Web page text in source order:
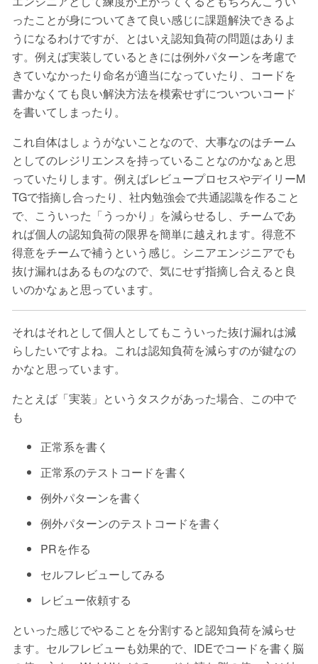
ったことが身についてきて良い感じに課題解決できるよ
うになるわけですが、とはいえ認知負荷の問題はありま
す。例えば実装しているときには例外パターンを考慮で
きていなかったり命名が適当になっていたり、コードを
書かなくても良い解決方法を模索せずについついコード
を書いてしまったり。
これ自体はしょうがないことなので、大事なのはチーム
としてのレジリエンスを持っていることなのかなぁと思
っていたりします。例えばレビュープロセスやデイリーM
TGで指摘し合ったり、社内勉強会で共通認識を作ること
で、こういった「うっかり」を減らせるし、チームであ
れば個人の認知負荷の限界を簡単に越えれます。得意不
得意をチームで補うという感じ。シニアエンジニアでも
抜け漏れはあるものなので、気にせず指摘し合えると良
いのかなぁと思っています。
それはそれとして個人としてもこういった抜け漏れは減
らしたいですよね。これは認知負荷を減らすのが鍵なの
かなと思っています。
たとえば「実装」というタスクがあった場合、この中で
も
正常系を書く
正常系のテストコードを書く
例外パターンを書く
例外パターンのテストコードを書く
PRを作る
セルフレビューしてみる
レビュー依頼する
といった感じでやることを分割すると認知負荷を減らせ
ます。セルフレビューも効果的で、IDEでコードを書く脳